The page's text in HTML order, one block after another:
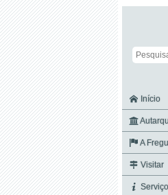
Início
A
Visitar